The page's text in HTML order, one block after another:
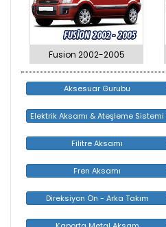
Fusion 2002-2005
Aksesuar Gurubu
Elektrik Aksamı & Ateşleme Sistemi
Filitre Aksamı
Fren Aksamı
Direksiyon Ön - Arka Takım